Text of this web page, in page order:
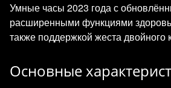
Умные часы 2023 года с
расширенными функциями
также поддержкой жеста двойного
Основные